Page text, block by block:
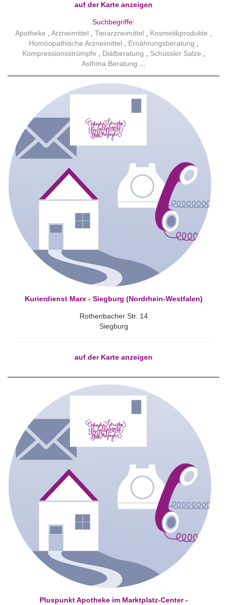
auf der Karte anzeigen
Suchbegriffe:
Apotheke
Arzneimittel Tierarzneimittel
Kosmetikprodukte
Homöopathische Arzneimittel
Ernährungsberatung
Kompressionsstrümpfe
Diätberatung
Schüssler Salze
Asthma Beratung
Kurierdienst Marx - Siegburg (Nordrhein-Westfalen)
Rothenbacher Str. 14
Siegburg
auf der Karte anzeigen
Pluspunkt Apotheke im Marktplatz-Center -